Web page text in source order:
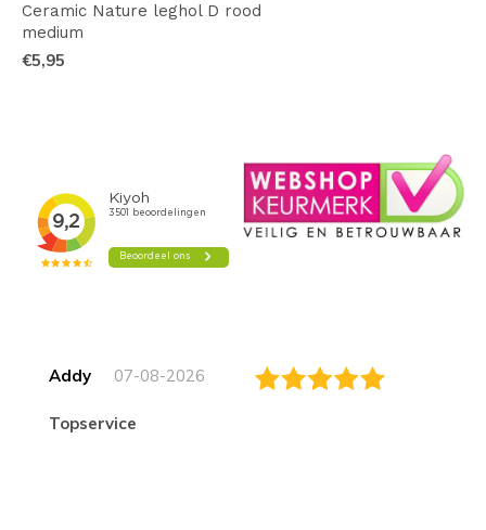
Ceramic Nature leghol D rood
medium
€5,95
Addy 07-08-2026
topservice